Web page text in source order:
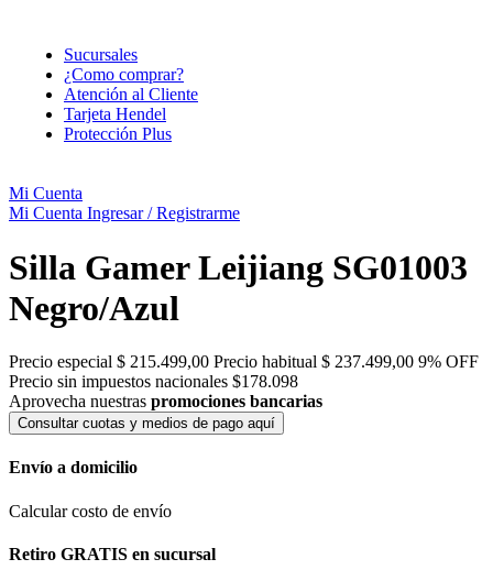
Sucursales
¿Como comprar?
Atención al Cliente
Tarjeta Hendel
Protección Plus
Mi Cuenta
Mi Cuenta Ingresar / Registrarme
Silla Gamer Leijiang SG01003
Negro/Azul
Precio especial $ 215.499,00 Precio habitual $ 237.499,00 9% OFF
Precio sin impuestos nacionales $178.098
Aprovecha nuestras promociones bancarias
Consultar cuotas y medios de pago aquí
Envío a domicilio
Calcular costo de envío
Retiro GRATIS en sucursal